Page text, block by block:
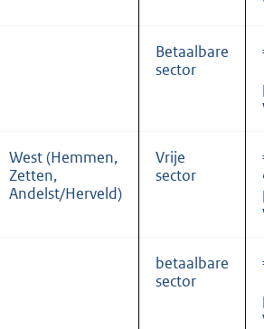
Betaalbare
sector
West (Hemmen,
Zetten,
Andelst/Herveld)
Vrije
sector
betaalbare
sector